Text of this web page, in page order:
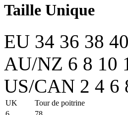
Taille Unique
EU 34 36 38 40
AU/NZ 6 8 10
US/CAN 2 4 6
UK Tour de poitrine